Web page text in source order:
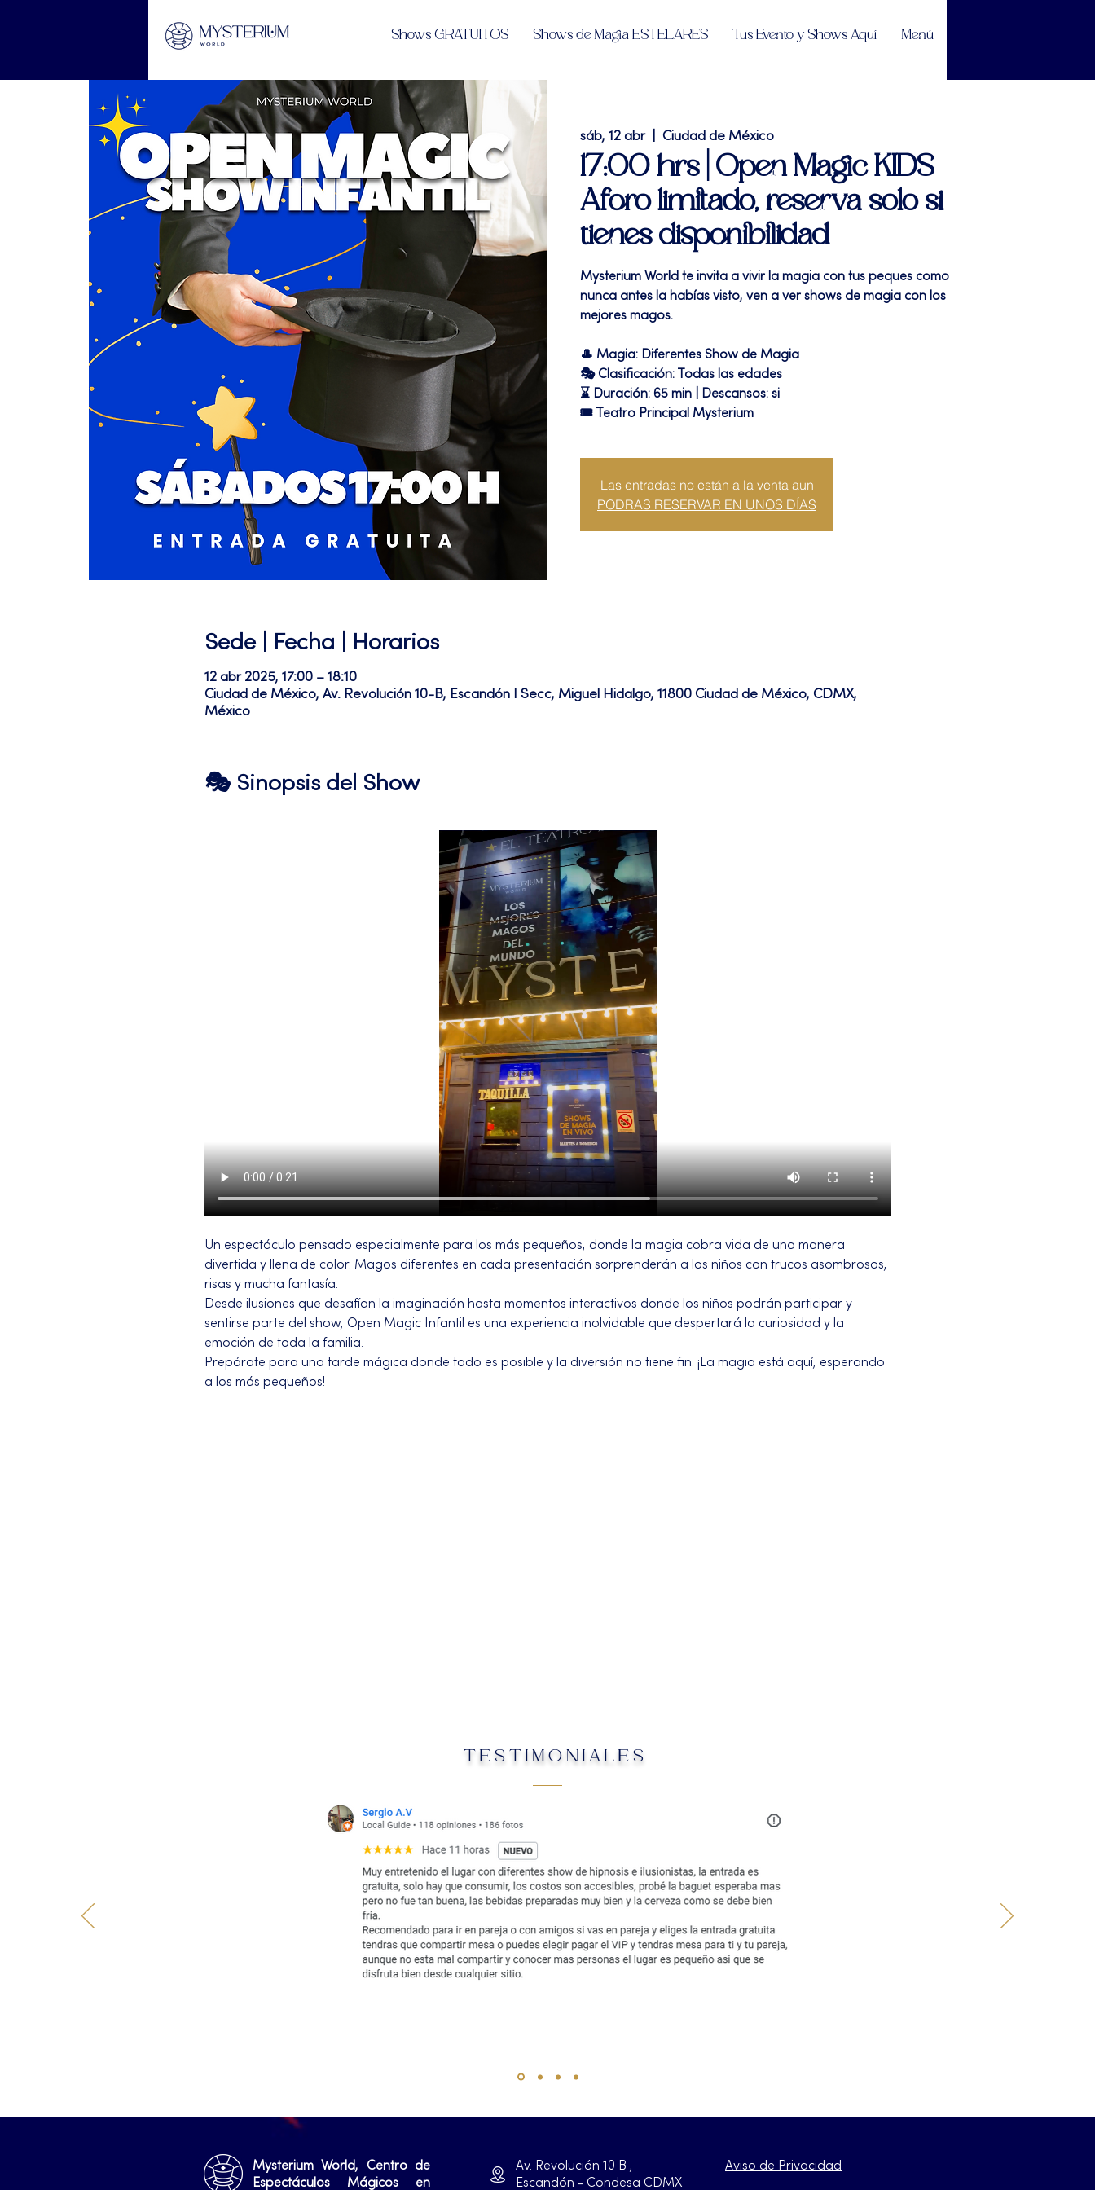
Shows GRATUITOS Shows de Magia ESTELARES Tus Evento y Shows Aquí Menú
sáb, 12 abr
  |
Ciudad de México
17:00 hrs | Open Magic KIDS
Aforo limitado, reserva solo si
tienes disponibilidad
Mysterium World te invita a vivir la magia con tus peques como
nunca antes la habías visto, ven a ver shows de magia con los
mejores magos.
🎩 Magia: Diferentes Show de Magia
🎭 Clasificación: Todas las edades
⌛ Duración: 65 min | Descansos: si
🎟 Teatro Principal Mysterium
Las entradas no están a la venta aun
PODRAS RESERVAR EN UNOS DÍAS
Sede | Fecha | Horarios
12 abr 2025, 17:00 – 18:10
Ciudad de México, Av. Revolución 10-B, Escandón I Secc, Miguel Hidalgo, 11800 Ciudad de México, CDMX,
México
🎭 Sinopsis del Show
Un espectáculo pensado especialmente para los más pequeños, donde la magia cobra vida de una manera
divertida y llena de color. Magos diferentes en cada presentación sorprenderán a los niños con trucos asombrosos,
risas y mucha fantasía.
Desde ilusiones que desafían la imaginación hasta momentos interactivos donde los niños podrán participar y
sentirse parte del show, Open Magic Infantil es una experiencia inolvidable que despertará la curiosidad y la
emoción de toda la familia.
Prepárate para una tarde mágica donde todo es posible y la diversión no tiene fin. ¡La magia está aquí, esperando
a los más pequeños!
TESTIMONIALES
Mysterium World, Centro de
Espectáculos Mágicos en
Av. Revolución 10 B ,
Escandón - Condesa CDMX
Aviso de Privacidad